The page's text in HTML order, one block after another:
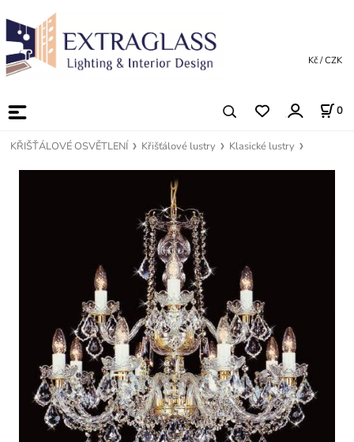
0
Kč / CZK
KŘIŠŤÁLOVÉ OSVĚTLENÍ Křišťálové lustry Klasické lustry